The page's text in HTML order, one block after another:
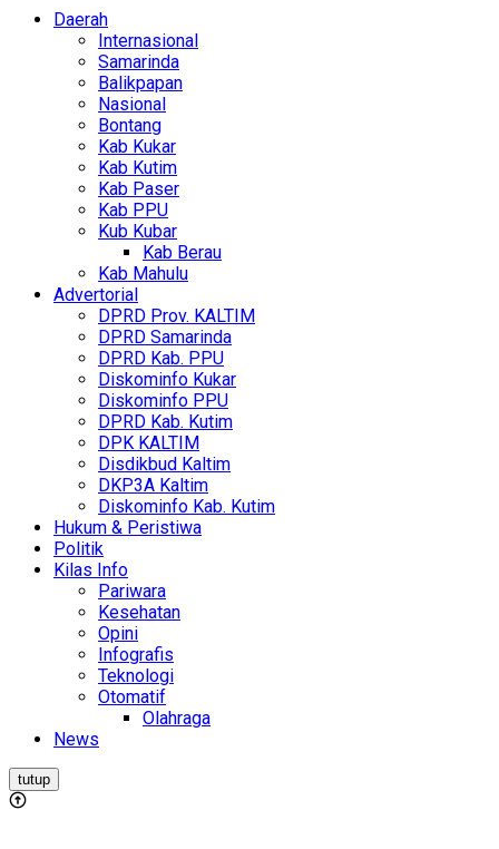
Daerah
Internasional
Samarinda
Balikpapan
Nasional
Bontang
Kab Kukar
Kab Kutim
Kab Paser
Kab PPU
Kub Kubar
Kab Berau
Kab Mahulu
Advertorial
DPRD Prov. KALTIM
DPRD Samarinda
DPRD Kab. PPU
Diskominfo Kukar
Diskominfo PPU
DPRD Kab. Kutim
DPK KALTIM
Disdikbud Kaltim
DKP3A Kaltim
Diskominfo Kab. Kutim
Hukum & Peristiwa
Politik
Kilas Info
Pariwara
Kesehatan
Opini
Infografis
Teknologi
Otomatif
Olahraga
News
tutup